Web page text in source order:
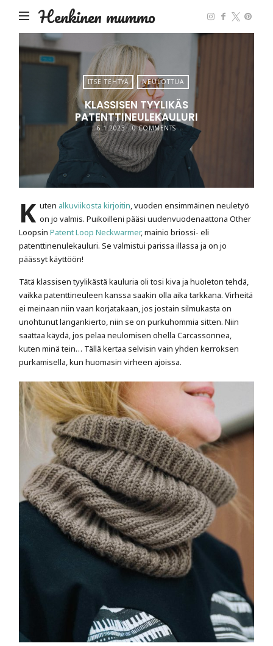
Henkinen mummo
ITSE TEHTYÄ NEULOTTUA
KLASSISEN TYYLIKÄS
PATENTTINEULEKAULURI
6.1.2023 0 COMMENTS
K uten alkuviikosta kirjoitin, vuoden ensimmäinen neuletyö
on jo valmis. Puikoilleni pääsi uudenvuodenaattona Other
LoopsinPatent Loop Neckwarmer, mainio briossi- eli
patenttinenulekauluri. Se valmistui parissa illassa ja on jo
päässyt käyttöön!
Tätä klassisen tyylikästä kauluria oli tosi kiva ja huoleton tehdä,
vaikka patenttineuleen kanssa saakin olla aika tarkkana. Virheitä
ei meinaan niin vaan korjatakaan, jos jostain silmukasta on
unohtunut langankierto, niin se on purkuhommia sitten. Niin
saattaa käydä, jos pelaa neulomisen ohella Carcassonnea,
kuten minä tein… Tällä kertaa selvisin vain yhden kerroksen
purkamisella, kun huomasin virheen ajoissa.